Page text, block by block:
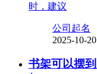
时，建议
公司起名
2025-10-20
书架可以摆